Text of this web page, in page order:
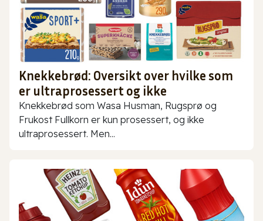
Knekkebrød: Oversikt over hvilke som
er ultraprosessert og ikke
Knekkebrød som Wasa Husman, Rugsprø og
Frukost Fullkorn er kun prosessert, og ikke
ultraprosessert. Men...